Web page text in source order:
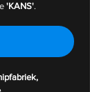
'KANS'.